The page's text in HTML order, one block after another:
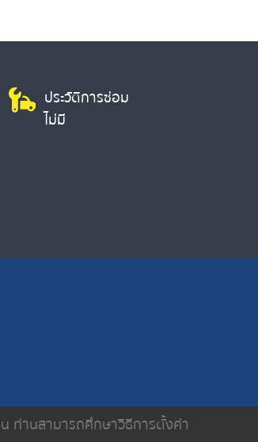
ประวัติการซ่อม
ไม่มี
ติดต่อเรา นโยบายความเป็นส่วนตัว
ท่านสามารถศึกษาวิธีการตั้งค่า